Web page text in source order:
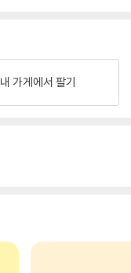
내 가게에서 팔기